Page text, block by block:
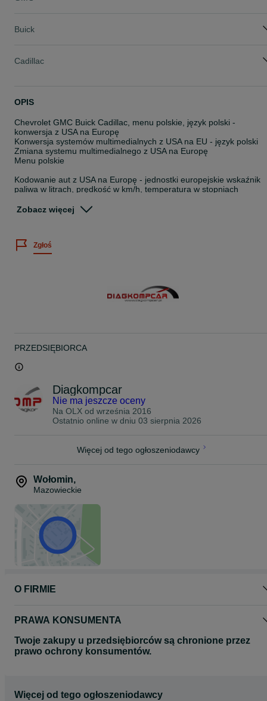
Buick
Cadillac
OPIS
Chevrolet GMC Buick Cadillac, menu polskie, język polski -
konwersja z USA na Europę
Konwersja systemów multimedialnych z USA na EU - język polski
Zmiana systemu multimedialnego z USA na Europę
Menu polskie
Kodowanie aut z USA na Europę - jednostki europejskie wskaźnik
paliwa w litrach, prędkość w km/h, temperatura w stopniach
Samochody które mają system Mylink to:
Chevrolet - Camaro, Colorado, Silverado, Corvette, Trax, Volt,
Buick - Encore, Buick Enclave, Buick Envision, Buick Regal
Cadillac - ATS, XT4, XT5, Escalade, XTS, CT6
- Języki Europejskie do systemu MyLink
- Polski język w liczniku GM
- Fale europejskie: parzyste i nie parzyste
Zobacz więcej
Zgłoś
PRZEDSIĘBIORCA
Diagkompcar
Nie ma jeszcze oceny
Na OLX od września 2016
Ostatnio online w dniu 03 sierpnia 2026
Więcej od tego ogłoszeniodawcy
Wołomin,
Mazowieckie
O FIRMIE
PRAWA KONSUMENTA
Twoje zakupy u przedsiębiorców są chronione przez
prawo ochrony konsumentów.
Więcej od tego ogłoszeniodawcy